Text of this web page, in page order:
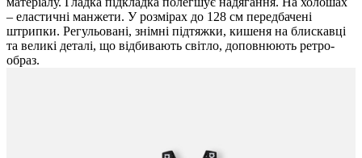
– еластичні манжети. У розмірах до 128 см передбачені
штрипки. Регульовані, знімні підтяжки, кишеня на блискавці
та великі деталі, що відбивають світло, доповнюють ретро-
образ.